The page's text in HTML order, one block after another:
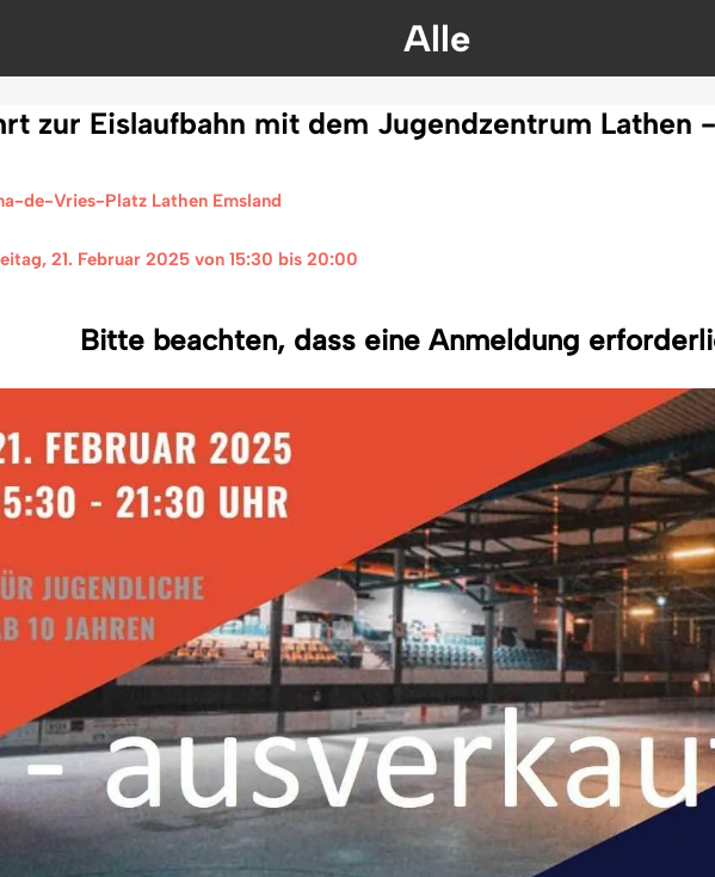
Alle
zur Eislaufbahn mit dem Jugendzentrum Lathen
de-Vries-Platz Lathen Emsland
21. Februar 2025 von 15:30 bis 20:00
Bitte beachten, dass eine Anmeldung